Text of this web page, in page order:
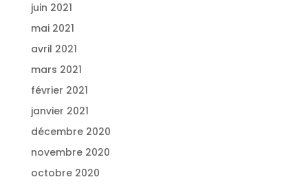
juin 2021
mai 2021
avril 2021
mars 2021
février 2021
janvier 2021
décembre 2020
novembre 2020
octobre 2020